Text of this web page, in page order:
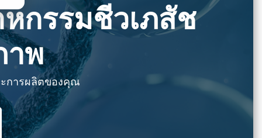
กรรมชีวเภสัช
พ
การผลิตของคุณ